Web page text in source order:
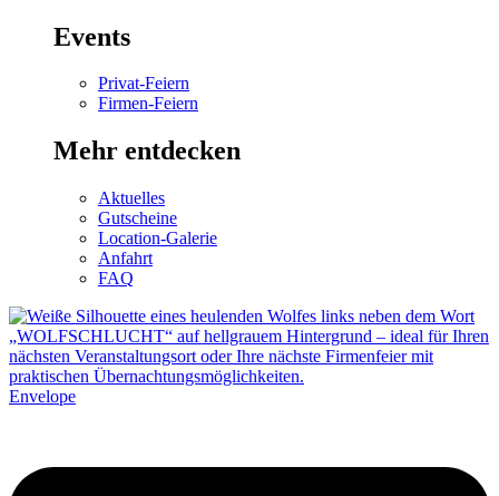
Events
Privat-Feiern
Firmen-Feiern
Mehr entdecken
Aktuelles
Gutscheine
Location-Galerie
Anfahrt
FAQ
Envelope